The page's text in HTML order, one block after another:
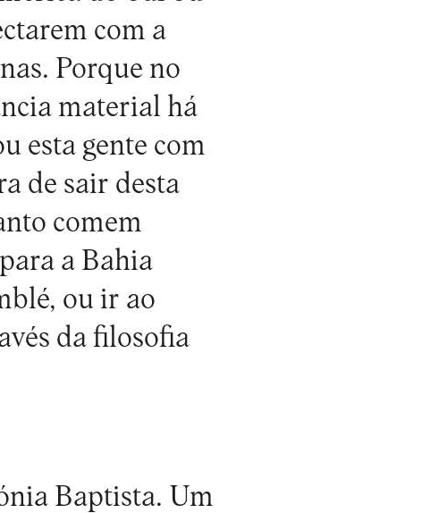
com a
Porque no
material há
esta gente com
de sair desta
comem
a Bahia
ou ir ao
da filosofia
Baptista. Um